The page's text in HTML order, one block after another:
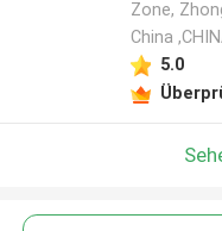
Zone,
China
5.0